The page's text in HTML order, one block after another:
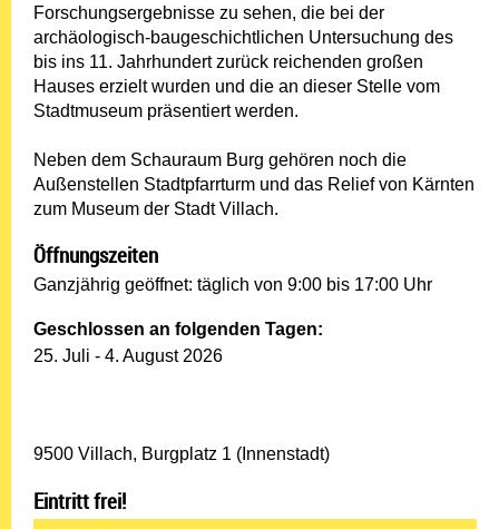
Forschungsergebnisse zu sehen, die bei der
archäologisch-baugeschichtlichen Untersuchung des
bis ins 11. Jahrhundert zurück reichenden großen
Hauses erzielt wurden und die an dieser Stelle vom
Stadtmuseum präsentiert werden.
Neben dem Schauraum Burg gehören noch die
Außenstellen Stadtpfarrturm und das Relief von Kärnten
zum Museum der Stadt Villach.
Öffnungszeiten
Ganzjährig geöffnet: täglich von 9:00 bis 17:00 Uhr
Geschlossen an folgenden Tagen:
25. Juli - 4. August 2026
9500 Villach, Burgplatz 1 (Innenstadt)
Eintritt frei!